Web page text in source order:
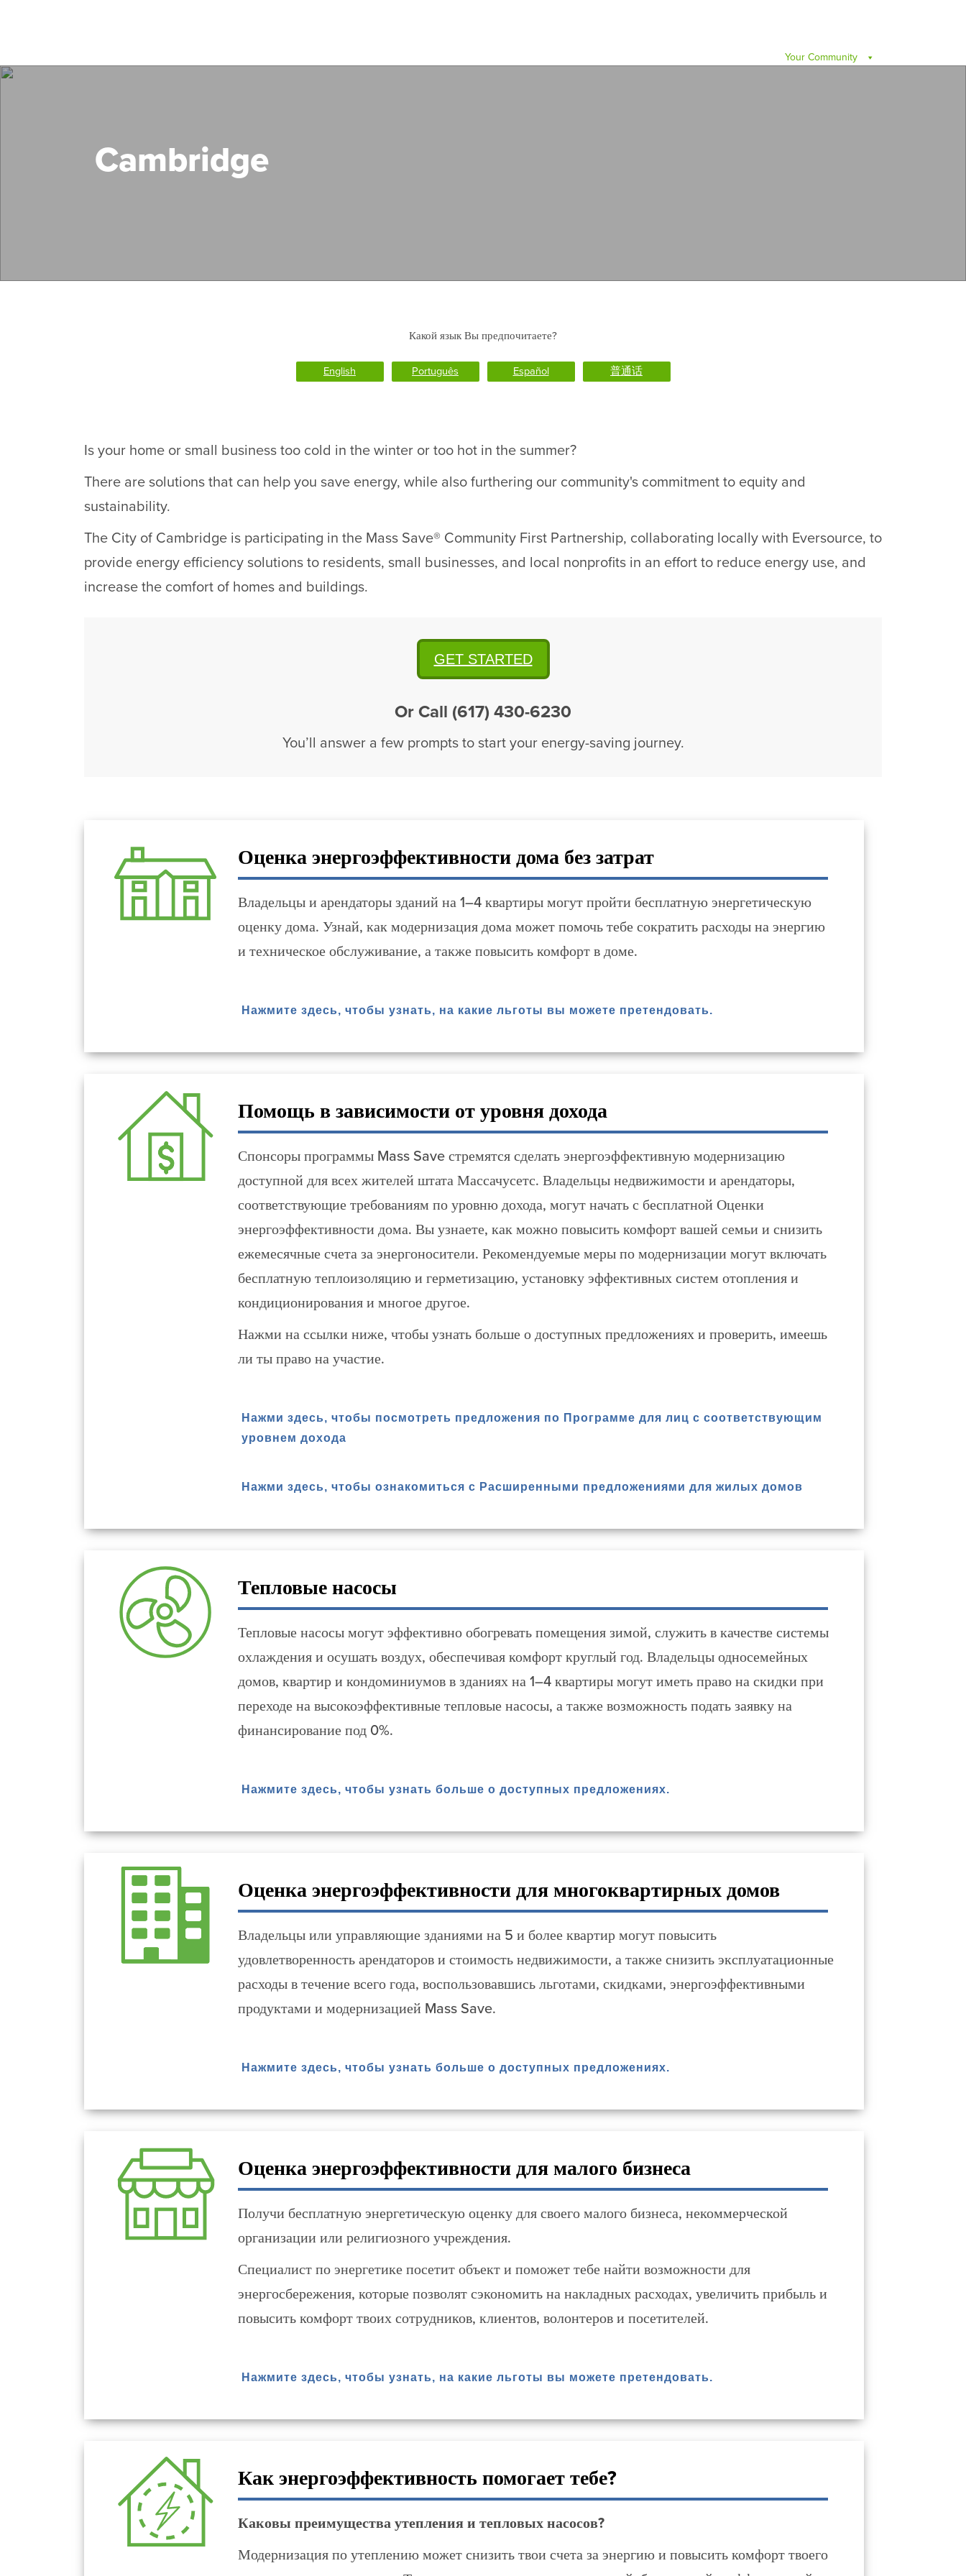
Your Community
Cambridge
Какой язык Вы предпочитаете?
English Português Español 普通话
Is your home or small business too cold in the winter or too hot in the summer?
There are solutions that can help you save energy, while also furthering our community's commitment to equity and
sustainability.
The City of Cambridge is participating in the Mass Save® Community First Partnership, collaborating locally with Eversource, to
provide energy efficiency solutions to residents, small businesses, and local nonprofits in an effort to reduce energy use, and
increase the comfort of homes and buildings.
GET STARTED
Or Call (617) 430-6230
You’ll answer a few prompts to start your energy-saving journey.
Оценка энергоэффективности дома без затрат
Владельцы и арендаторы зданий на 1–4 квартиры могут пройти бесплатную энергетическую
оценку дома. Узнай, как модернизация дома может помочь тебе сократить расходы на энергию
и техническое обслуживание, а также повысить комфорт в доме.
Нажмите здесь, чтобы узнать, на какие льготы вы можете претендовать.
Помощь в зависимости от уровня дохода
Спонсоры программы Mass Save стремятся сделать энергоэффективную модернизацию
доступной для всех жителей штата Массачусетс. Владельцы недвижимости и арендаторы,
соответствующие требованиям по уровню дохода, могут начать с бесплатной Оценки
энергоэффективности дома. Вы узнаете, как можно повысить комфорт вашей семьи и снизить
ежемесячные счета за энергоносители. Рекомендуемые меры по модернизации могут включать
бесплатную теплоизоляцию и герметизацию, установку эффективных систем отопления и
кондиционирования и многое другое.
Нажми на ссылки ниже, чтобы узнать больше о доступных предложениях и проверить, имеешь
ли ты право на участие.
Нажми здесь, чтобы посмотреть предложения по Программе для лиц с соответствующим
уровнем дохода
Нажми здесь, чтобы ознакомиться с Расширенными предложениями для жилых домов
Тепловые насосы
Тепловые насосы могут эффективно обогревать помещения зимой, служить в качестве системы
охлаждения и осушать воздух, обеспечивая комфорт круглый год. Владельцы односемейных
домов, квартир и кондоминиумов в зданиях на 1–4 квартиры могут иметь право на скидки при
переходе на высокоэффективные тепловые насосы, а также возможность подать заявку на
финансирование под 0%.
Нажмите здесь, чтобы узнать больше о доступных предложениях.
Оценка энергоэффективности для многоквартирных домов
Владельцы или управляющие зданиями на 5 и более квартир могут повысить
удовлетворенность арендаторов и стоимость недвижимости, а также снизить эксплуатационные
расходы в течение всего года, воспользовавшись льготами, скидками, энергоэффективными
продуктами и модернизацией Mass Save.
Нажмите здесь, чтобы узнать больше о доступных предложениях.
Оценка энергоэффективности для малого бизнеса
Получи бесплатную энергетическую оценку для своего малого бизнеса, некоммерческой
организации или религиозного учреждения.
Специалист по энергетике посетит объект и поможет тебе найти возможности для
энергосбережения, которые позволят сэкономить на накладных расходах, увеличить прибыль и
повысить комфорт твоих сотрудников, клиентов, волонтеров и посетителей.
Нажмите здесь, чтобы узнать, на какие льготы вы можете претендовать.
Как энергоэффективность помогает тебе?
Каковы преимущества утепления и тепловых насосов?
Модернизация по утеплению может снизить твои счета за энергию и повысить комфорт твоего